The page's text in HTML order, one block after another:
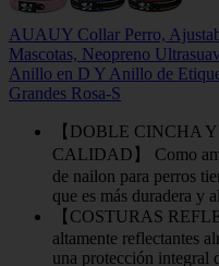
AUAUY Collar Perro,
Mascotas, Neopreno
Anillo en D Y Anillo de
Grandes Rosa-S
【DOBLE CINCHA
CALIDAD】 Como
de nailon para perros
que es más duradera y
【COSTURAS
altamente reflectantes
una protección integral